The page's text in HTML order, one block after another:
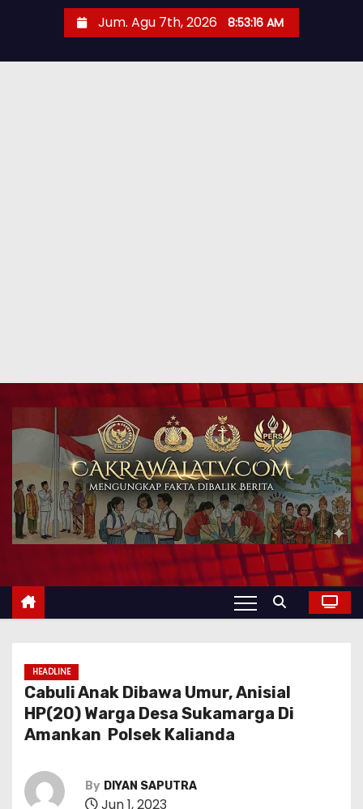
Jum. Agu 7th, 2026 8:53:17 AM
HEADLINE
Cabuli Anak Dibawa Umur, Anisial
HP(20) Warga Desa Sukamarga Di
Amankan Polsek Kalianda
By DIYAN SAPUTRA
Jun 1, 2023